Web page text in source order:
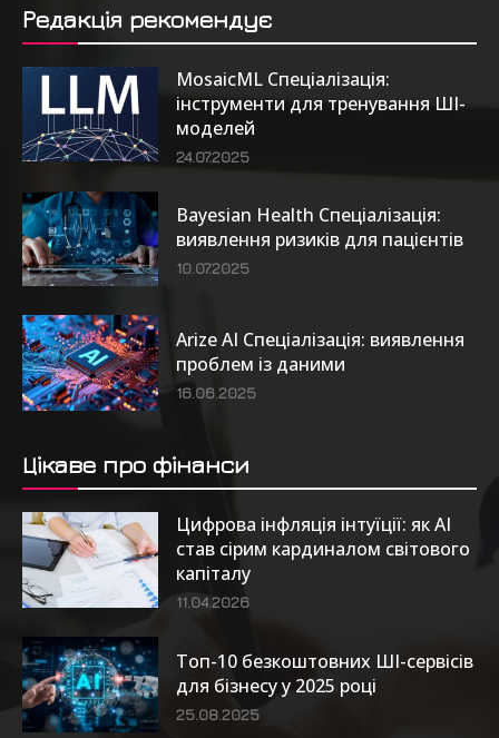
Редакція рекомендує
MosaicML Спеціалізація:
інструменти для тренування ШІ-
моделей
24.07.2025
Bayesian Health Спеціалізація:
виявлення ризиків для пацієнтів
10.07.2025
Arize AI Спеціалізація: виявлення
проблем із даними
16.06.2025
Цікаве про фінанси
Цифрова інфляція інтуїції: як AI
став сірим кардиналом світового
капіталу
11.04.2026
Топ-10 безкоштовних ШІ-сервісів
для бізнесу у 2025 році
25.08.2025